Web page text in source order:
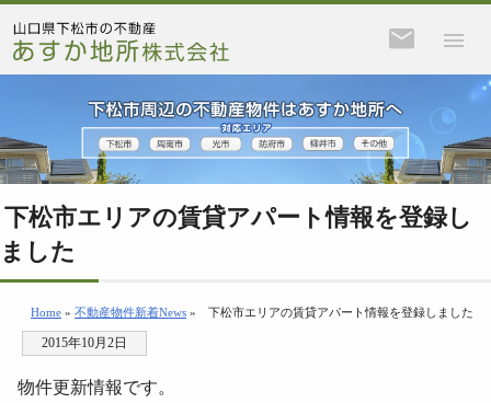
下松市エリアの賃貸アパート情報を登録し
ました
Home » 不動産物件新着News » 下松市エリアの賃貸アパート情報を登録しました
2015年10月2日
物件更新情報です。